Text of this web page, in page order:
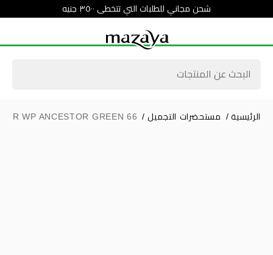
شحن مجاني للطلبات التي تتخطى ٣٥٠٠ جنيه
الرئيسية / مستحضرات التجميل /
WP ANCESTOR GREEN 66